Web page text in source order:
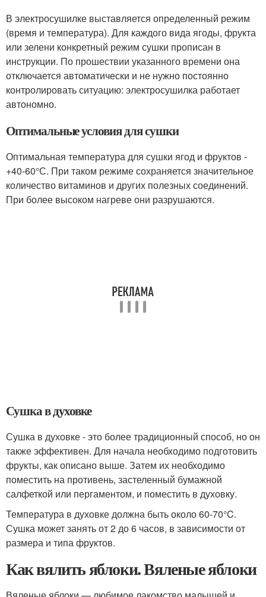
В электросушилке выставляется определенный режим
(время и температура). Для каждого вида ягоды, фрукта
или зелени конкретный режим сушки прописан в
инструкции. По прошествии указанного времени она
отключается автоматически и не нужно постоянно
контролировать ситуацию: электросушилка работает
автономно.
Оптимальные условия для сушки
Оптимальная температура для сушки ягод и фруктов -
+40-60°С. При таком режиме сохраняется значительное
количество витаминов и других полезных соединений.
При более высоком нагреве они разрушаются.
Сушка в духовке
Сушка в духовке - это более традиционный способ, но он
также эффективен. Для начала необходимо подготовить
фрукты, как описано выше. Затем их необходимо
поместить на противень, застеленный бумажной
салфеткой или пергаментом, и поместить в духовку.
Температура в духовке должна быть около 60-70°C.
Сушка может занять от 2 до 6 часов, в зависимости от
размера и типа фруктов.
Как вялить яблоки. Вяленые яблоки